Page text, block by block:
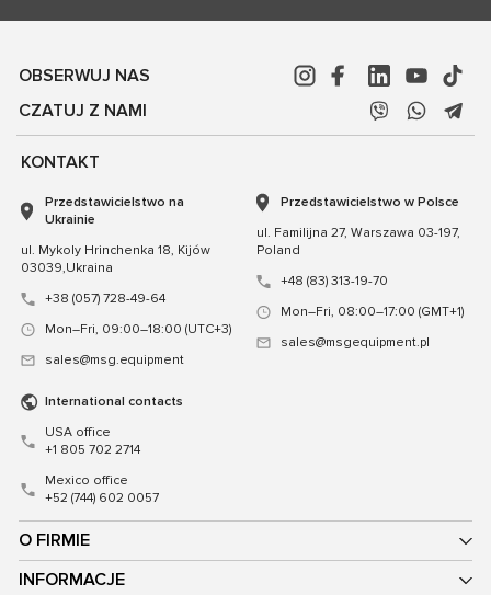
OBSERWUJ NAS
CZATUJ Z NAMI
O FIRMIE
INFORMACJE
KONTAKT
Przedstawicielstwo na
Ukrainie
ul. Mykoly Hrinchenka 18, Kijów
03039,Ukraina
+38 (057) 728-49-64
Mon–Fri, 09:00–18:00 (UTC+3)
sales@msg.equipment
Przedstawicielstwo w Polsce
ul. Familijna 27, Warszawa 03-197,
Poland
+48 (83) 313-19-70
Mon–Fri, 08:00–17:00 (GMT+1)
sales@msgequipment.pl
International contacts
USA office
+1 805 702 2714
Mexico office
+52 (744) 602 0057